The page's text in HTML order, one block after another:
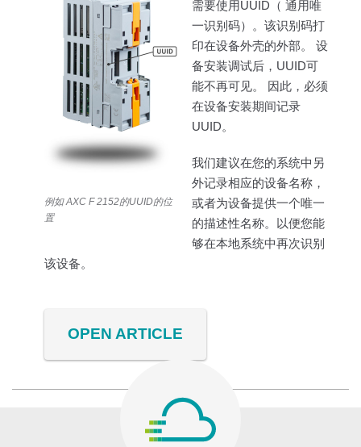
例如 AXC F 2152的UUID的位
置
需要使用UUID（ 通用唯
一识别码）。该识别码打
印在设备外壳的外部。 设
备安装调试后，UUID可
能不再可见。 因此，必须
在设备安装期间记录
UUID。
我们建议在您的系统中另
外记录相应的设备名称，
或者为设备提供一个唯一
的描述性名称。以便您能
够在本地系统中再次识别
该设备。
OPEN ARTICLE